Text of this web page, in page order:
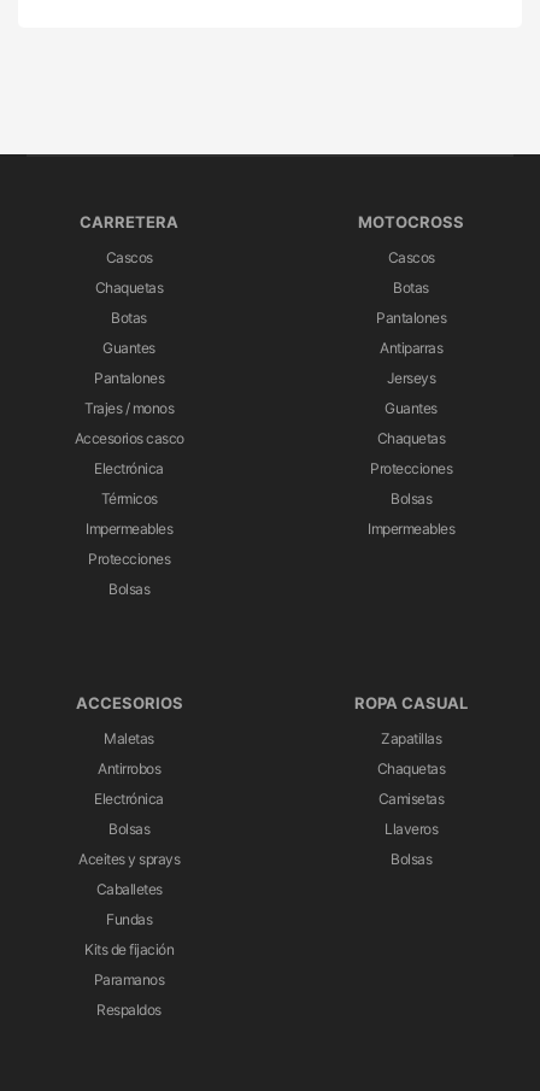
CARRETERA
Cascos
Chaquetas
Botas
Guantes
Pantalones
Trajes / monos
Accesorios casco
Electrónica
Térmicos
Impermeables
Protecciones
Bolsas
MOTOCROSS
Cascos
Botas
Pantalones
Antiparras
Jerseys
Guantes
Chaquetas
Protecciones
Bolsas
Impermeables
ACCESORIOS
Maletas
Antirrobos
Electrónica
Bolsas
Aceites y sprays
Caballetes
Fundas
Kits de fijación
Paramanos
Respaldos
ROPA CASUAL
Zapatillas
Chaquetas
Camisetas
Llaveros
Bolsas